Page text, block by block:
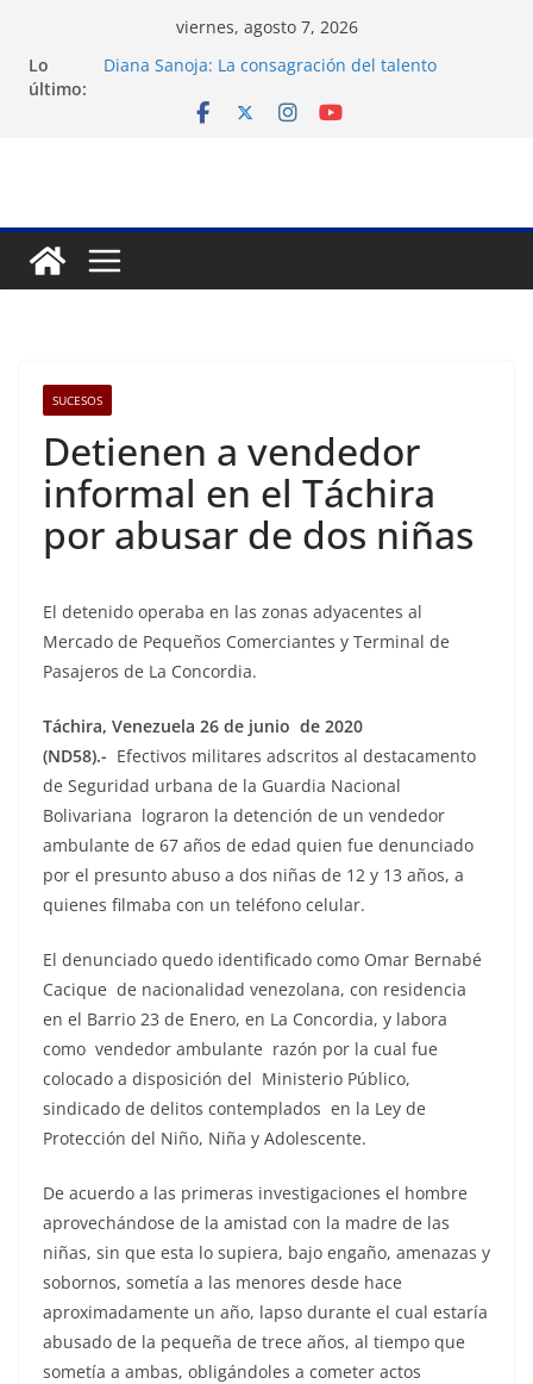
contenido
viernes, agosto 7, 2026
Lo
último:
Diana Sanoja: La consagración del talento
Venezuela: 40 extranjeros continúan como presos
en Maracaibo
Liga FutVe: Rayo Zuliano busca redimirse en su
feudo
SUCESOS
Detienen a vendedor
informal en el Táchira
por abusar de dos niñas
El detenido operaba en las zonas adyacentes al
Mercado de Pequeños Comerciantes y Terminal de
Pasajeros de La Concordia.
Táchira, Venezuela 26 de junio de 2020
(ND58).- Efectivos militares adscritos al destacamento
de Seguridad urbana de la Guardia Nacional
Bolivariana lograron la detención de un vendedor
ambulante de 67 años de edad quien fue denunciado
por el presunto abuso a dos niñas de 12 y 13 años, a
quienes filmaba con un teléfono celular.
El denunciado quedo identificado como Omar Bernabé
Cacique de nacionalidad venezolana, con residencia
en el Barrio 23 de Enero, en La Concordia, y labora
como vendedor ambulante razón por la cual fue
colocado a disposición del Ministerio Público,
sindicado de delitos contemplados en la Ley de
Protección del Niño, Niña y Adolescente.
De acuerdo a las primeras investigaciones el hombre
aprovechándose de la amistad con la madre de las
niñas, sin que esta lo supiera, bajo engaño, amenazas y
sobornos, sometía a las menores desde hace
aproximadamente un año, lapso durante el cual estaría
abusado de la pequeña de trece años, al tiempo que
sometía a ambas, obligándoles a cometer actos